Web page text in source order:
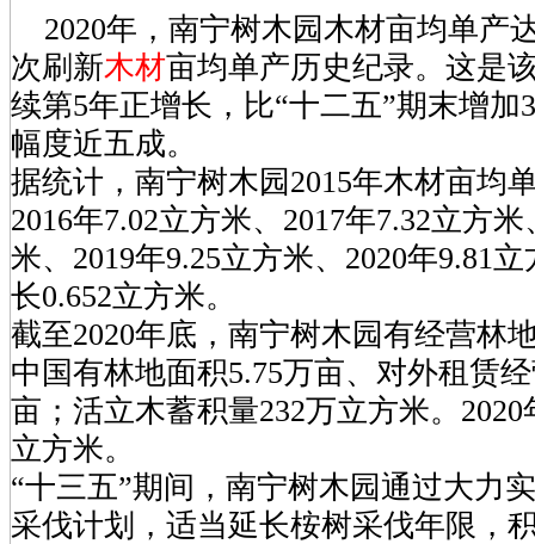
2020年，南宁树木园木材亩均单产
次刷新木材亩均单产历史纪录。这是
续第5年正增长，比“十二五”期末增加
幅度近五成。
据统计，南宁树木园2015年木材亩均
2016年7.02立方米、2017年7.32立方
米、2019年9.25立方米、2020年9.81
长0.652立方米。
截至2020年底，南宁树木园有经营林
中国有林地面积5.75万亩、对外租赁
亩；活立木蓄积量232万立方米。2020
立方米。
“十三五”期间，南宁树木园通过大力
采伐计划，适当延长桉树采伐年限，